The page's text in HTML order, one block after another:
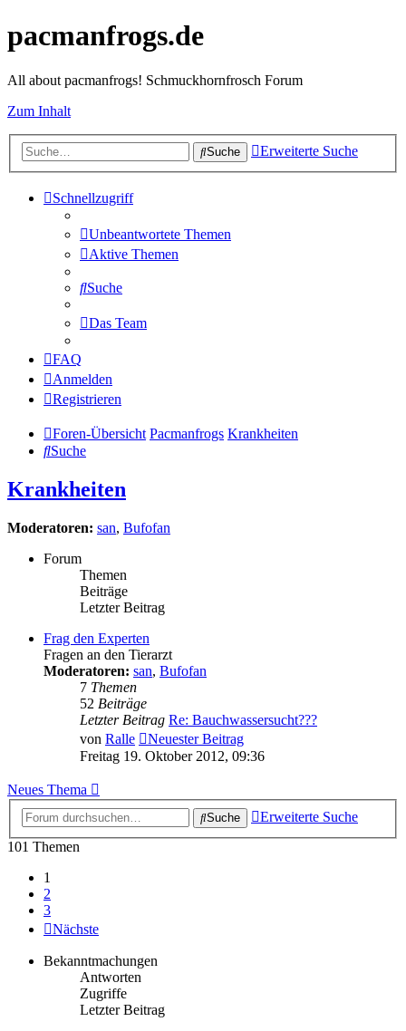
pacmanfrogs.de
All about pacmanfrogs! Schmuckhornfrosch Forum
Zum Inhalt
Suche Erweiterte Suche
Schnellzugriff
Unbeantwortete Themen
Aktive Themen
Suche
Das Team
FAQ
Anmelden
Registrieren
Foren-Übersicht Pacmanfrogs Krankheiten
Suche
Krankheiten
Moderatoren: san, Bufofan
Forum
Themen
Beiträge
Letzter Beitrag
Frag den Experten
Fragen an den Tierarzt
Moderatoren: san, Bufofan
7 Themen
52 Beiträge
Letzter Beitrag Re: Bauchwassersucht???
von Ralle
Neuester Beitrag
Freitag 19. Oktober 2012, 09:36
Neues Thema
Suche
Erweiterte Suche
101 Themen
1
2
3
Nächste
Bekanntmachungen
Antworten
Zugriffe
Letzter Beitrag